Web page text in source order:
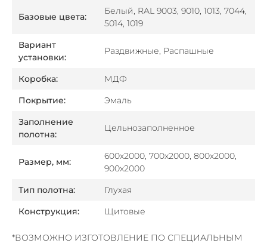
Базовые цвета:
Белый, RAL 9003, 9010, 1013, 7044,
5014, 1019
Вариант
установки:
Раздвижные, Распашные
Коробка:
МДФ
Покрытие:
Эмаль
Заполнение
полотна:
Цельнозаполненное
Размер, мм:
600х2000, 700х2000, 800х2000,
900х2000
Тип полотна:
Глухая
Конструкция:
Щитовые
*ВОЗМОЖНО ИЗГОТОВЛЕНИЕ ПО СПЕЦИАЛЬНЫМ